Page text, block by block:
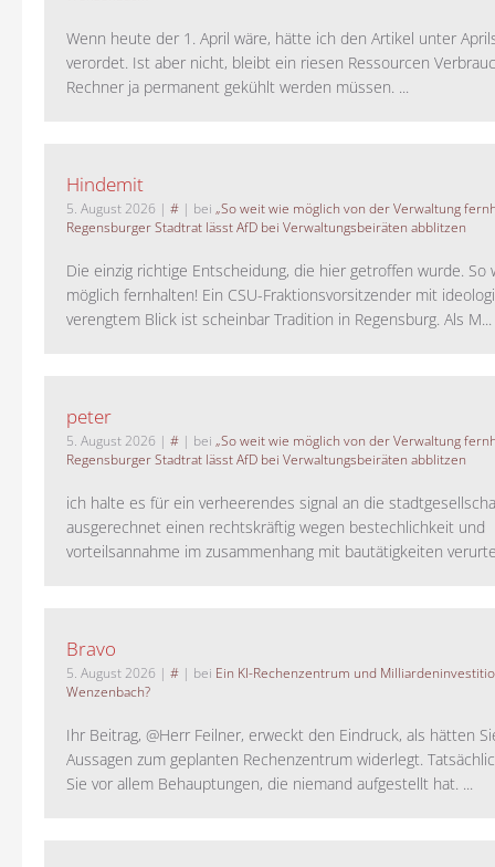
Wenn heute der 1. April wäre, hätte ich den Artikel unter
verordet. Ist aber nicht, bleibt ein riesen Ressourcen
Rechner ja permanent gekühlt werden müssen. ...
Hindemit
5. August 2026 | # | bei „So weit wie möglich von der Verwaltung
Regensburger Stadtrat lässt AfD bei Verwaltungsbeiräten abblitzen
Die einzig richtige Entscheidung, die hier getroffen wurde. So
möglich fernhalten! Ein CSU-Fraktionsvorsitzender mit
verengtem Blick ist scheinbar Tradition in Regensburg. Als M...
peter
5. August 2026 | # | bei „So weit wie möglich von der Verwaltung
Regensburger Stadtrat lässt AfD bei Verwaltungsbeiräten abblitzen
ich halte es für ein verheerendes signal an die
ausgerechnet einen rechtskräftig wegen bestechlichkeit und
vorteilsannahme im zusammenhang mit bautätigkeiten
Bravo
5. August 2026 | # | bei Ein KI-Rechenzentrum und
Wenzenbach?
Ihr Beitrag, @Herr Feilner, erweckt den Eindruck, als hätten
Aussagen zum geplanten Rechenzentrum widerlegt.
Sie vor allem Behauptungen, die niemand aufgestellt hat. ...